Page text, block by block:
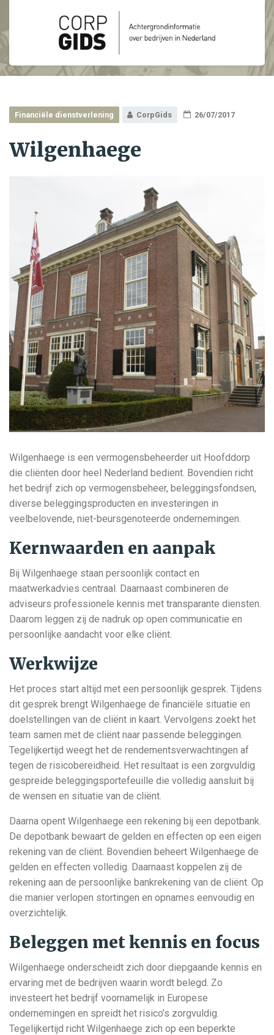
Financiële dienstverlening CorpGids 26/07/2017
Wilgenhaege
Wilgenhaege is een vermogensbeheerder uit Hoofddorp
die cliënten door heel Nederland bedient. Bovendien richt
het bedrijf zich op vermogensbeheer, beleggingsfondsen,
diverse beleggingsproducten en investeringen in
veelbelovende, niet-beursgenoteerde ondernemingen.
Kernwaarden en aanpak
Bij Wilgenhaege staan persoonlijk contact en
maatwerkadvies centraal. Daarnaast combineren de
adviseurs professionele kennis met transparante diensten.
Daarom leggen zij de nadruk op open communicatie en
persoonlijke aandacht voor elke cliënt.
Werkwijze
Het proces start altijd met een persoonlijk gesprek. Tijdens
dit gesprek brengt Wilgenhaege de financiële situatie en
doelstellingen van de cliënt in kaart. Vervolgens zoekt het
team samen met de cliënt naar passende beleggingen.
Tegelijkertijd weegt het de rendementsverwachtingen af
tegen de risicobereidheid. Het resultaat is een zorgvuldig
gespreide beleggingsportefeuille die volledig aansluit bij
de wensen en situatie van de cliënt.
Daarna opent Wilgenhaege een rekening bij een depotbank.
De depotbank bewaart de gelden en effecten op een eigen
rekening van de cliënt. Bovendien beheert Wilgenhaege de
gelden en effecten volledig. Daarnaast koppelen zij de
rekening aan de persoonlijke bankrekening van de cliënt. Op
die manier verlopen stortingen en opnames eenvoudig en
overzichtelijk.
Beleggen met kennis en focus
Wilgenhaege onderscheidt zich door diepgaande kennis en
ervaring met de bedrijven waarin wordt belegd. Zo
investeert het bedrijf voornamelijk in Europese
ondernemingen en spreidt het risico’s zorgvuldig.
Tegelijkertijd richt Wilgenhaege zich op een beperkte